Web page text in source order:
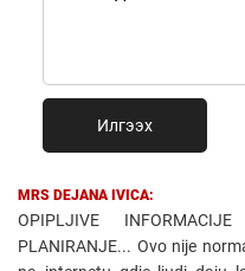
Илгээх
MRS DEJANA IVICA:
OPIPLJIVE
PLANIRANJE... Ovo nije